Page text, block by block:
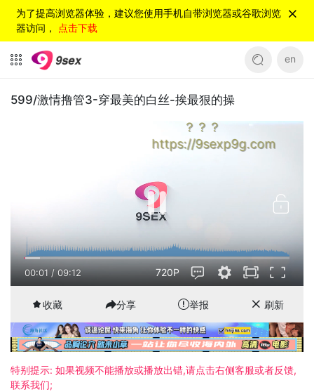
为了提高浏览器体验，建议您使用手机自带浏览器或谷歌浏览
器访问， 点击下载
en
599/激情撸管3-穿最美的白丝-挨最狠的操
？？？
https://9sexp9g.com
00:01 /09:12 720P
收藏 分享 举报 刷新
特别提示: 如果视频不能播放或播放出错,请点击右侧客服或者反馈,
联系我们;